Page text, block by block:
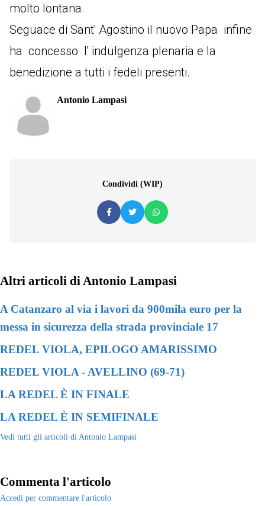
molto lontana.
Seguace di Sant' Agostino il nuovo Papa infine
ha concesso l' indulgenza plenaria e la
benedizione a tutti i fedeli presenti.
Antonio Lampasi
Condividi (WIP)
Altri articoli di Antonio Lampasi
A Catanzaro al via i lavori da 900mila euro per la
messa in sicurezza della strada provinciale 17
REDEL VIOLA, EPILOGO AMARISSIMO
REDEL VIOLA - AVELLINO (69-71)
LA REDEL È IN FINALE
LA REDEL È IN SEMIFINALE
Vedi tutti gli articoli di Antonio Lampasi
Commenta l'articolo
Accedi per commentare l'articolo